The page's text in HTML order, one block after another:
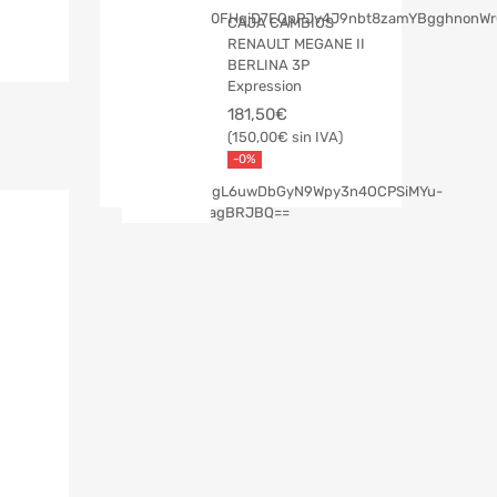
CAJA CAMBIOS
RENAULT MEGANE II
BERLINA 3P
Expression
181,50€
150,00€
-0%